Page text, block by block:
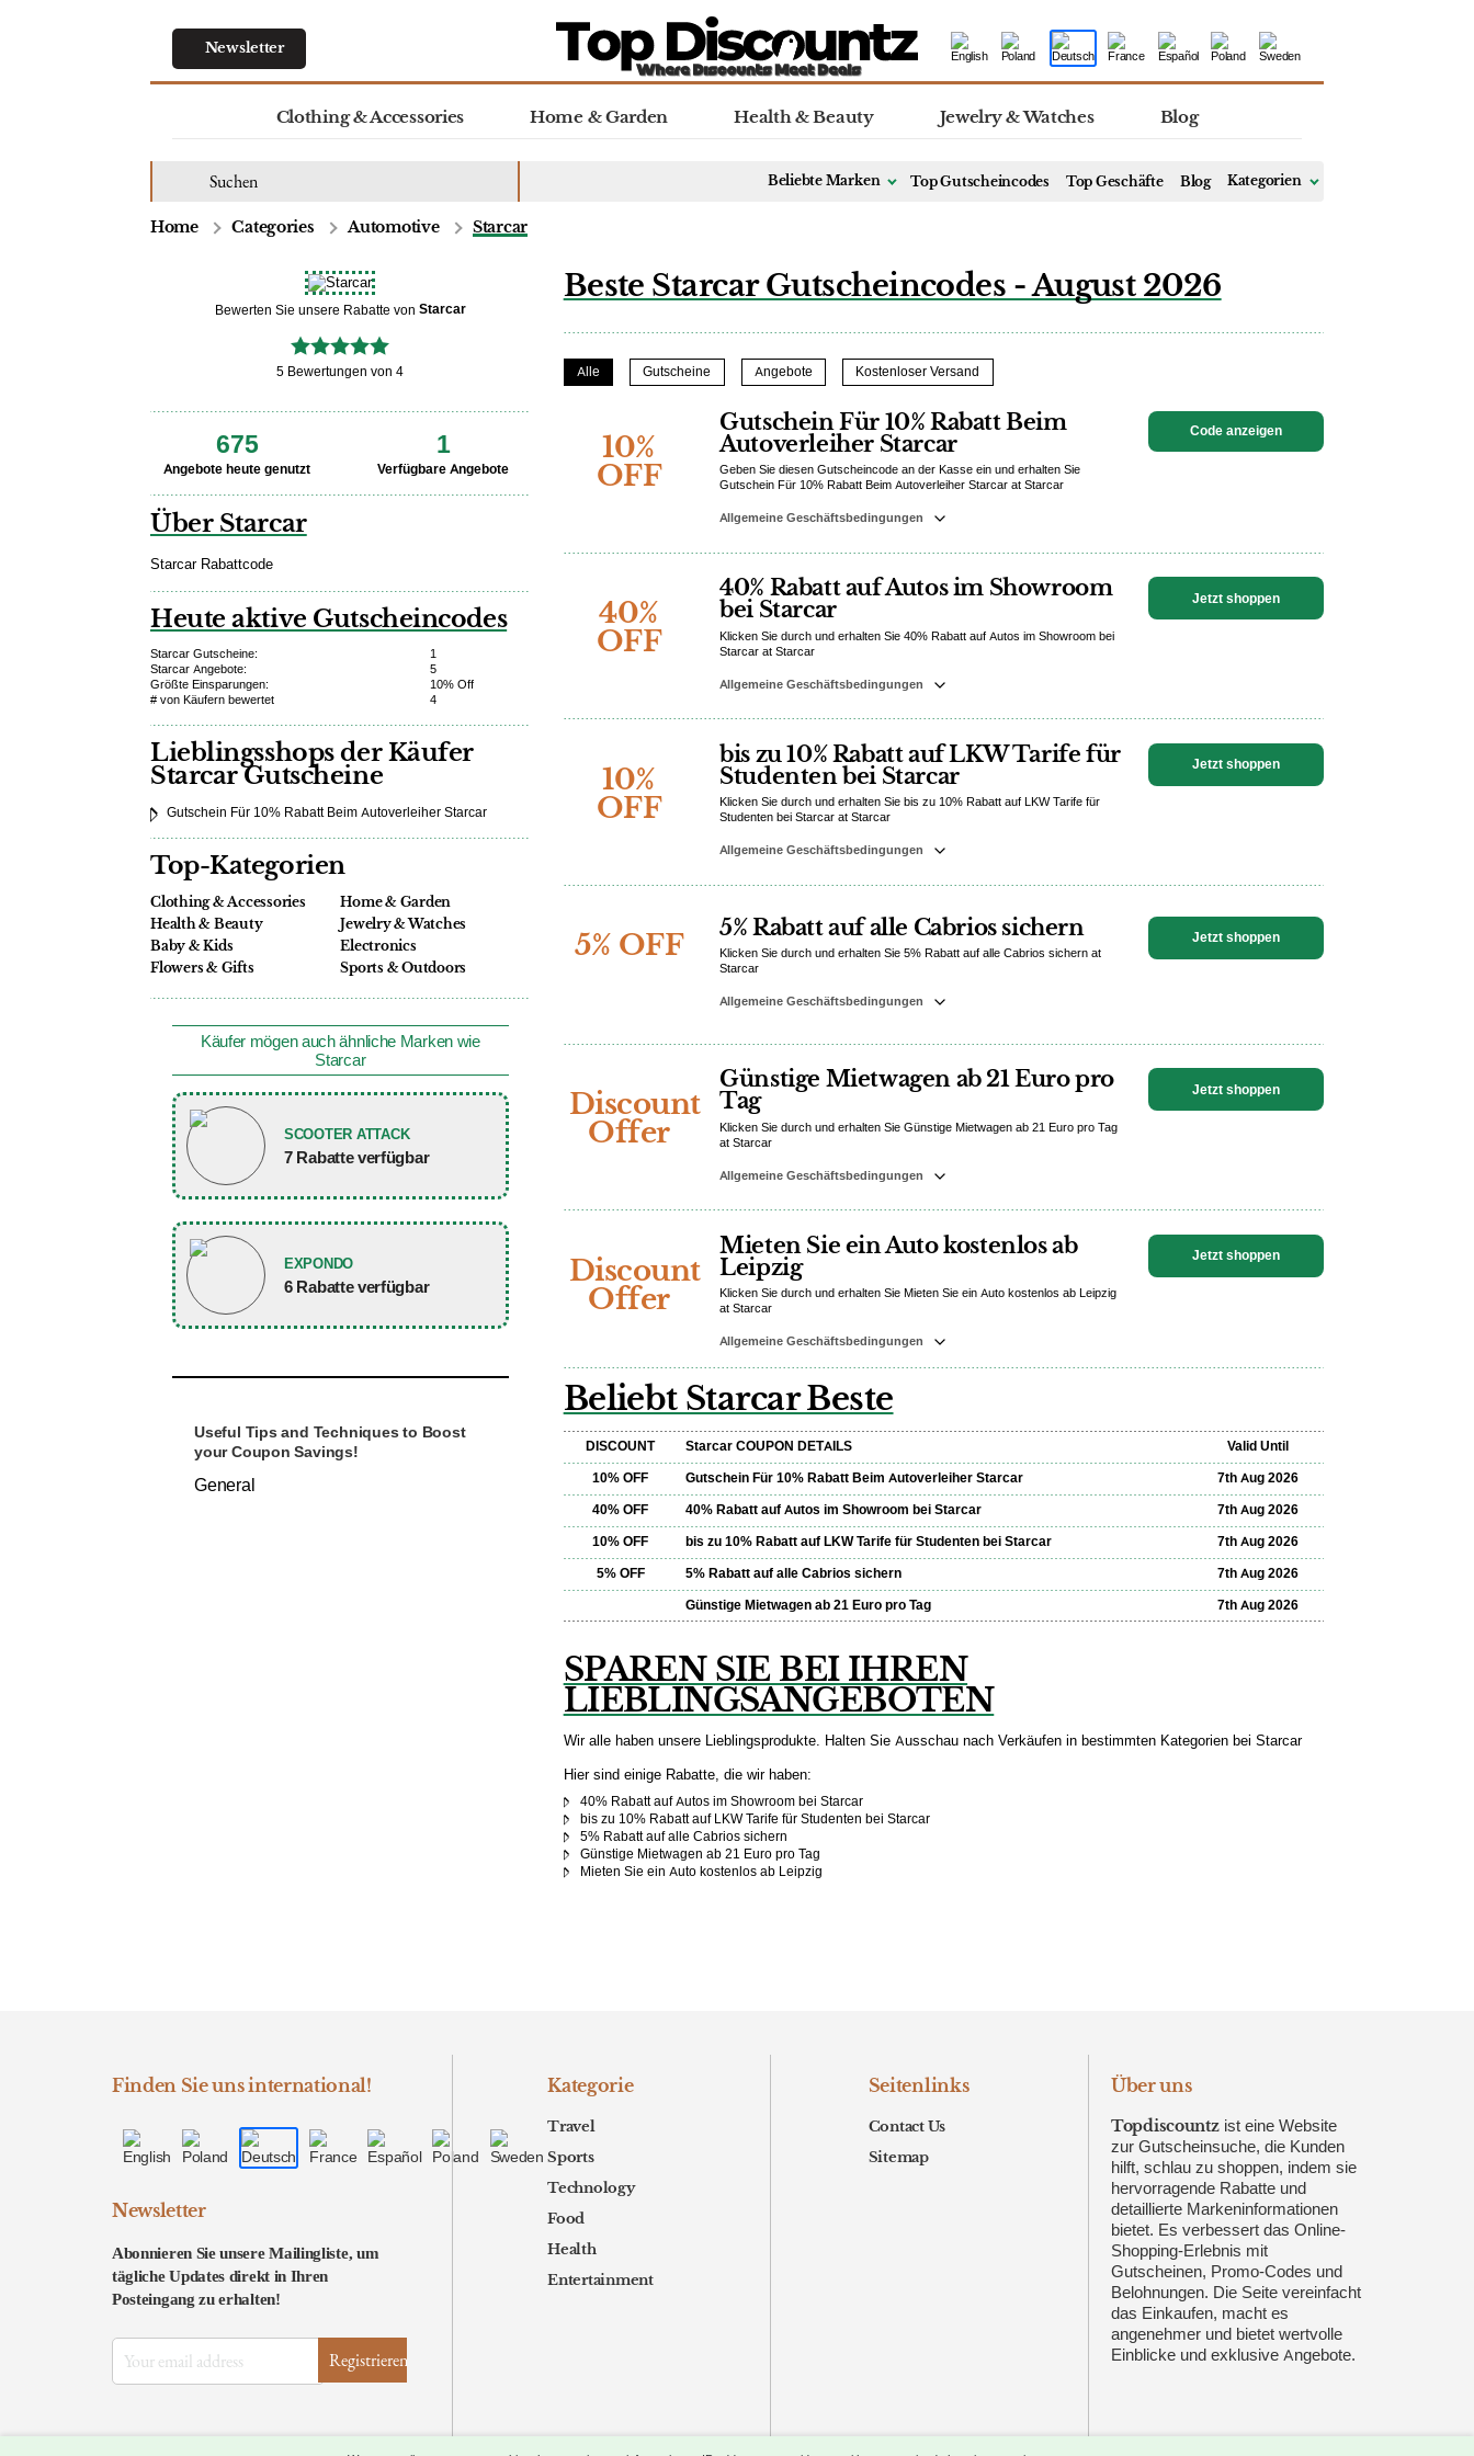
Newsletter
Clothing & Accessories Home & Garden Health & Beauty Jewelry & Watches Blog
Beliebte Marken Top Gutscheincodes Top Geschäfte Blog Kategorien
Home Categories Automotive Starcar
Bewerten Sie unsere Rabatte von Starcar
5 Bewertungen von 4
675
Angebote heute genutzt
1
Verfügbare Angebote
Über Starcar
Starcar Rabattcode
Heute aktive Gutscheincodes
Starcar Gutscheine:
1
Starcar Angebote:
5
Größte Einsparungen:
10% Off
# von Käufern bewertet
4
Lieblingsshops der Käufer
Starcar Gutscheine
Gutschein Für 10% Rabatt Beim Autoverleiher Starcar
Top-Kategorien
Clothing & Accessories
Home & Garden
Health & Beauty
Jewelry & Watches
Baby & Kids
Electronics
Flowers & Gifts
Sports & Outdoors
Käufer mögen auch ähnliche Marken wie
Starcar
SCOOTER ATTACK
7 Rabatte verfügbar
EXPONDO
6 Rabatte verfügbar
Useful Tips and Techniques to Boost
your Coupon Savings!
General
Beste Starcar Gutscheincodes - August 2026
Alle Gutscheine Angebote Kostenloser Versand
10%
OFF
Gutschein Für 10% Rabatt Beim
Autoverleiher Starcar
Geben Sie diesen Gutscheincode an der Kasse ein und erhalten Sie
Gutschein Für 10% Rabatt Beim Autoverleiher Starcar at Starcar
Code anzeigen
Allgemeine Geschäftsbedingungen
40%
OFF
40% Rabatt auf Autos im Showroom
bei Starcar
Klicken Sie durch und erhalten Sie 40% Rabatt auf Autos im Showroom bei
Starcar at Starcar
Jetzt shoppen
Allgemeine Geschäftsbedingungen
10%
OFF
bis zu 10% Rabatt auf LKW Tarife für
Studenten bei Starcar
Klicken Sie durch und erhalten Sie bis zu 10% Rabatt auf LKW Tarife für
Studenten bei Starcar at Starcar
Jetzt shoppen
Allgemeine Geschäftsbedingungen
5% OFF
5% Rabatt auf alle Cabrios sichern
Klicken Sie durch und erhalten Sie 5% Rabatt auf alle Cabrios sichern at
Starcar
Jetzt shoppen
Allgemeine Geschäftsbedingungen
Discount
Offer
Günstige Mietwagen ab 21 Euro pro
Tag
Klicken Sie durch und erhalten Sie Günstige Mietwagen ab 21 Euro pro Tag
at Starcar
Jetzt shoppen
Allgemeine Geschäftsbedingungen
Discount
Offer
Mieten Sie ein Auto kostenlos ab
Leipzig
Klicken Sie durch und erhalten Sie Mieten Sie ein Auto kostenlos ab Leipzig
at Starcar
Jetzt shoppen
Allgemeine Geschäftsbedingungen
Beliebt Starcar Beste
DISCOUNT Starcar COUPON DETAILS Valid Until
10% OFF Gutschein Für 10% Rabatt Beim Autoverleiher Starcar 7th Aug 2026
40% OFF 40% Rabatt auf Autos im Showroom bei Starcar 7th Aug 2026
10% OFF bis zu 10% Rabatt auf LKW Tarife für Studenten bei Starcar 7th Aug 2026
5% OFF 5% Rabatt auf alle Cabrios sichern 7th Aug 2026
Günstige Mietwagen ab 21 Euro pro Tag 7th Aug 2026
SPAREN SIE BEI IHREN
LIEBLINGSANGEBOTEN
Wir alle haben unsere Lieblingsprodukte. Halten Sie Ausschau nach Verkäufen in bestimmten Kategorien bei Starcar
Hier sind einige Rabatte, die wir haben:
40% Rabatt auf Autos im Showroom bei Starcar
bis zu 10% Rabatt auf LKW Tarife für Studenten bei Starcar
5% Rabatt auf alle Cabrios sichern
Günstige Mietwagen ab 21 Euro pro Tag
Mieten Sie ein Auto kostenlos ab Leipzig
Finden Sie uns international!
Newsletter
Abonnieren Sie unsere Mailingliste, um
tägliche Updates direkt in Ihren
Posteingang zu erhalten!
Kategorie
Travel
Sports
Technology
Food
Health
Entertainment
Seitenlinks
Contact Us
Sitemap
Über uns
Topdiscountzist eine Website
zur Gutscheinsuche, die Kunden
hilft, schlau zu shoppen, indem sie
hervorragende Rabatte und
detaillierte Markeninformationen
bietet. Es verbessert das Online-
Shopping-Erlebnis mit
Gutscheinen, Promo-Codes und
Belohnungen. Die Seite vereinfacht
das Einkaufen, macht es
angenehmer und bietet wertvolle
Einblicke und exklusive Angebote.